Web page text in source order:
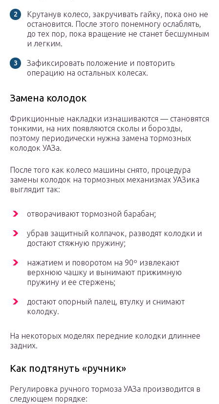
Крутанув колесо, закручивать гайку, пока оно не
остановится. После этого понемногу ослаблять,
до тех пор, пока вращение не станет бесшумным
и легким.
Зафиксировать положение и повторить
операцию на остальных колесах.
Замена колодок
Фрикционные накладки изнашиваются — становятся
тонкими, на них появляются сколы и борозды,
поэтому периодически нужна замена тормозных
колодок УАЗа.
После того как колесо машины снято, процедура
замены колодок на тормозных механизмах УАЗика
выглядит так:
отворачивают тормозной барабан;
убрав защитный колпачок, разводят колодки и
достают стяжную пружину;
нажатием и поворотом на 90º извлекают
верхнюю чашку и вынимают прижимную
пружину и ее стержень;
достают опорный палец, втулку и снимают
колодку.
На некоторых моделях передние колодки длиннее
задних.
Как подтянуть «ручник»
Регулировка ручного тормоза УАЗа производится в
следующем порядке: